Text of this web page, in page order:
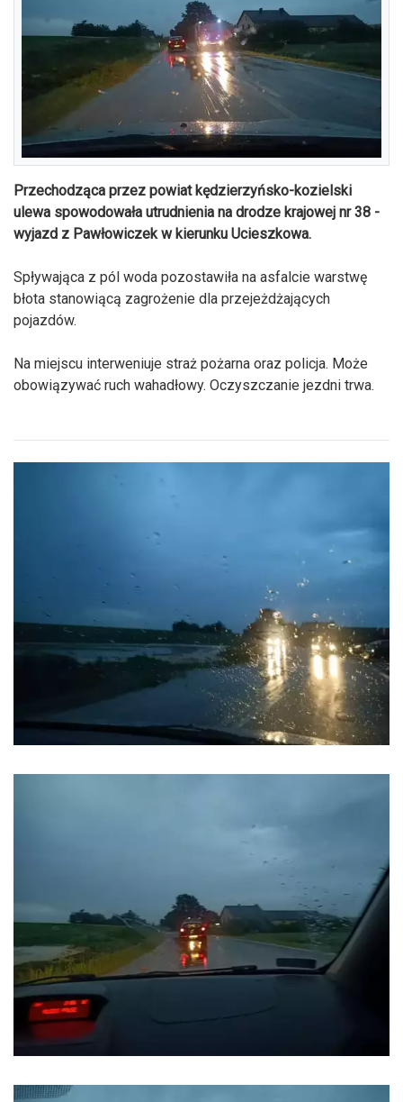
Przechodząca przez powiat kędzierzyńsko-kozielski
ulewa spowodowała utrudnienia na drodze krajowej nr 38 -
wyjazd z Pawłowiczek w kierunku Ucieszkowa.
Spływająca z pól woda pozostawiła na asfalcie warstwę
błota stanowiącą zagrożenie dla przejeżdżających
pojazdów.
Na miejscu interweniuje straż pożarna oraz policja. Może
obowiązywać ruch wahadłowy. Oczyszczanie jezdni trwa.